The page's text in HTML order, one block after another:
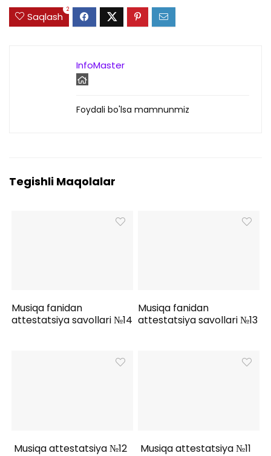
Saqlash
2
InfoMaster
Foydali bo'lsa mamnunmiz
Tegishli Maqolalar
Musiqa fanidan
attestatsiya savollari №14
Musiqa fanidan
attestatsiya savollari №13
Musiqa attestatsiya №12 Musiqa attestatsiya №11